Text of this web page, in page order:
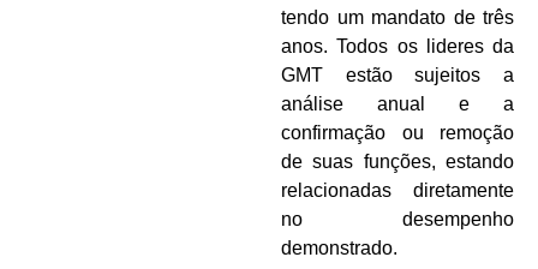
tendo um mandato de três
anos. Todos os lideres da
GMT estão sujeitos a
análise anual e a
confirmação ou remoção
de suas funções, estando
relacionadas diretamente
no desempenho
demonstrado.